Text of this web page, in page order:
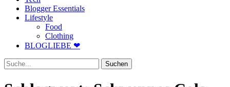
Blogger Essentials
Lifestyle
Food
Clothing
BLOGLIEBE ❤
Suche